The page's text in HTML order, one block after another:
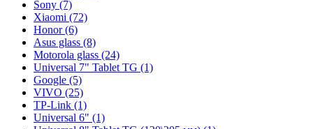
Sony (7)
Xiaomi (72)
Honor (6)
Asus glass (8)
Motorola glass (24)
Universal 7" Tablet TG (1)
Google (5)
VIVO (25)
TP-Link (1)
Universal 6" (1)